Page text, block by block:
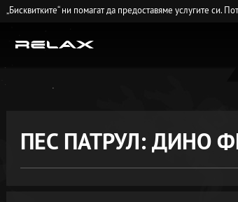
„Бисквитките“ ни помагат да предоставяме услугите си.
ПЕС ПАТРУЛ: ДИНО